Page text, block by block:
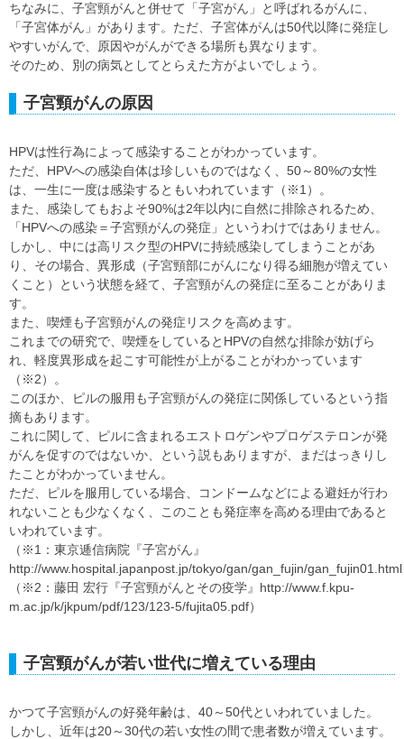
ちなみに、子宮頸がんと併せて「子宮がん」と呼ばれるがんに、
「子宮体がん」があります。ただ、子宮体がんは50代以降に発症し
やすいがんで、原因やがんができる場所も異なります。
そのため、別の病気としてとらえた方がよいでしょう。
子宮頸がんの原因
HPVは性行為によって感染することがわかっています。
ただ、HPVへの感染自体は珍しいものではなく、50～80%の女性
は、一生に一度は感染するともいわれています（※1）。
また、感染してもおよそ90%は2年以内に自然に排除されるため、
「HPVへの感染＝子宮頸がんの発症」というわけではありません。
しかし、中には高リスク型のHPVに持続感染してしまうことがあ
り、その場合、異形成（子宮頸部にがんになり得る細胞が増えてい
くこと）という状態を経て、子宮頸がんの発症に至ることがありま
す。
また、喫煙も子宮頸がんの発症リスクを高めます。
これまでの研究で、喫煙をしているとHPVの自然な排除が妨げら
れ、軽度異形成を起こす可能性が上がることがわかっています
（※2）。
このほか、ピルの服用も子宮頸がんの発症に関係しているという指
摘もあります。
これに関して、ピルに含まれるエストロゲンやプロゲステロンが発
がんを促すのではないか、という説もありますが、まだはっきりし
たことがわかっていません。
ただ、ピルを服用している場合、コンドームなどによる避妊が行わ
れないことも少なくなく、このことも発症率を高める理由であると
いわれています。
（※1：東京逓信病院『子宮がん』
http://www.hospital.japanpost.jp/tokyo/gan/gan_fujin/
（※2：藤田 宏行『子宮頸がんとその疫学』http://www.f.kpu-
m.ac.jp/k/jkpum/pdf/123/123-5/fujita05.pdf）
子宮頸がんが若い世代に増えている理由
かつて子宮頸がんの好発年齢は、40～50代といわれていました。
しかし、近年は20～30代の若い女性の間で患者数が増えています。